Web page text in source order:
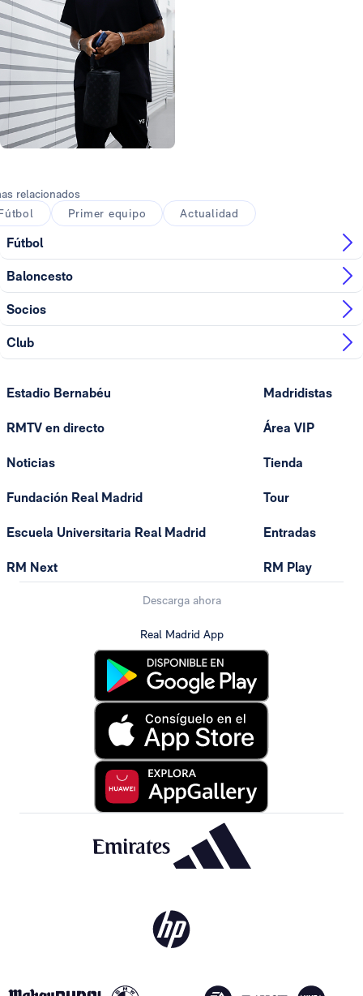
relacionados
Primer equipo Actualidad
Fútbol
Baloncesto
Socios
Club
Estadio Bernabéu
RMTV en directo
Noticias
Fundación Real Madrid
Escuela Universitaria Real Madrid
RM Next
Madridistas
Área VIP
Tienda
Tour
Entradas
RM Play
Descarga ahora
Real Madrid App